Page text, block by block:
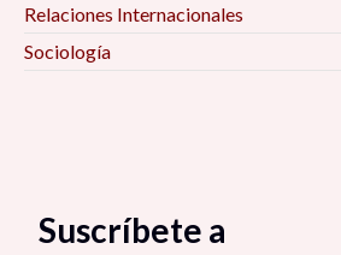
Relaciones Internacionales
Sociología
Suscríbete a